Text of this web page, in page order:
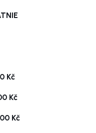
Kč
Kč
Kč